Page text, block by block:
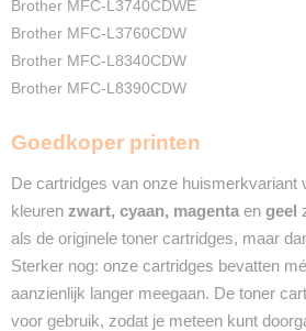
Brother MFC-L3740CDWE
Brother MFC-L3760CDW
Brother MFC-L8340CDW
Brother MFC-L8390CDW
Goedkoper printen
De cartridges van onze huismerkvariant
kleuren zwart, cyaan, magenta en geel
als de originele toner cartridges, maar
Sterker nog: onze cartridges bevatten
aanzienlijk langer meegaan. De toner
voor gebruik, zodat je meteen kunt